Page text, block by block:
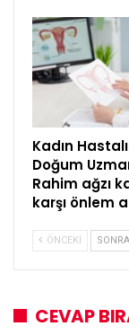
Kadın
Doğum
Rahim ağzı
karşı önlem
ÖNCEKI
CEVAP